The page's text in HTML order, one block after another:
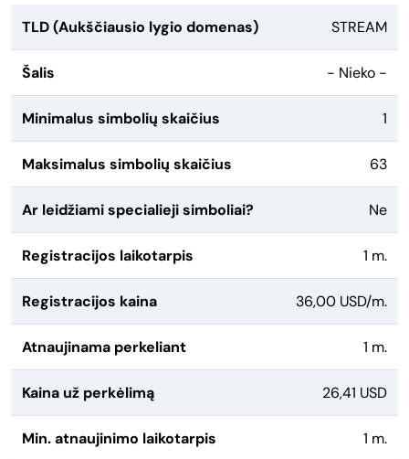
TLD (Aukščiausio lygio domenas) STREAM
Šalis - Nieko -
Minimalus simbolių skaičius 1
Maksimalus simbolių skaičius 63
Ar leidžiami specialieji simboliai? Ne
Registracijos laikotarpis 1 m.
Registracijos kaina 36,00 USD/m.
Atnaujinama perkeliant 1 m.
Kaina už perkėlimą 26,41 USD
Min. atnaujinimo laikotarpis 1 m.